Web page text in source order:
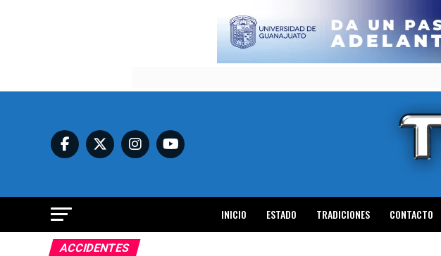
INICIO ESTADO TRADICIONES CONTACTO
ACCIDENTES